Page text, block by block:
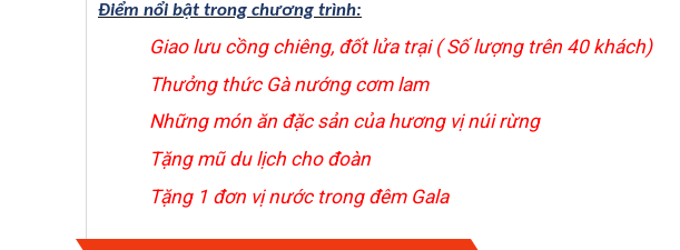
Điểm nổi bật trong chương trình:
Giao lưu cồng chiêng, đốt lửa trại ( Số lượng trên 40 khách)
Thưởng thức Gà nướng cơm lam
Những món ăn đặc sản của hương vị núi rừng
Tặng mũ du lịch cho đoàn
Tặng 1 đơn vị nước trong đêm Gala